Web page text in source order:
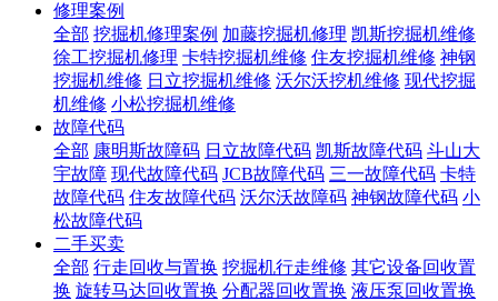
修理案例
全部 挖掘机修理案例 加藤挖掘机修理 凯斯挖掘机维修
徐工挖掘机修理 卡特挖掘机维修 住友挖掘机维修 神钢
挖掘机维修 日立挖掘机维修 沃尔沃挖机维修 现代挖掘
机维修 小松挖掘机维修
故障代码
全部 康明斯故障码 日立故障代码 凯斯故障代码 斗山大
宇故障 现代故障代码 JCB故障代码 三一故障代码 卡特
故障代码 住友故障代码 沃尔沃故障码 神钢故障代码 小
松故障代码
二手买卖
全部 行走回收与置换 挖掘机行走维修 其它设备回收置
换 旋转马达回收置换 分配器回收置换 液压泵回收置换